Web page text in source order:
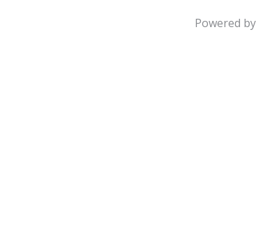
Powered by